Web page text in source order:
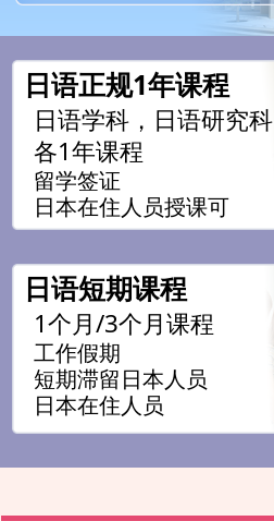
日语正规1年课程
日语学科，日语研究科
各1年课程
留学签证
日本在住人员授课可
日语短期课程
1个月/3个月课程
工作假期
短期滞留日本人员
日本在住人员